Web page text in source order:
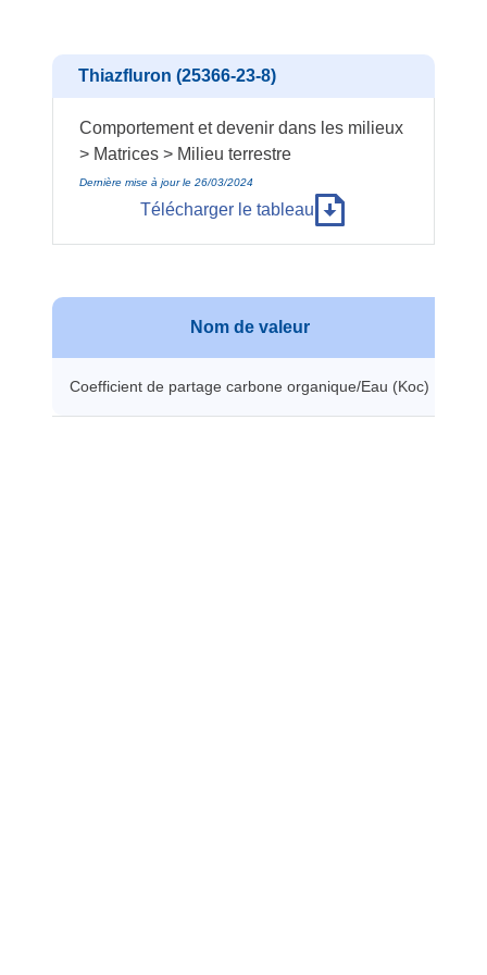
Thiazfluron (25366-23-8)
Comportement et devenir dans les milieux
> Matrices > Milieu terrestre
Dernière mise à jour le 26/03/2024
Télécharger le tableau
Nom de valeur
Coefficient de partage carbone organique/Eau (Koc)